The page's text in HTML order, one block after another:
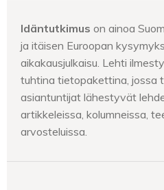
Idäntutkimus on ainoa
ja itäisen Euroopan
aikakausjulkaisu. Lehti
tuhtina tietopakettina, jossa
asiantuntijat lähestyvät
artikkeleissa, kolumneissa,
arvosteluissa.